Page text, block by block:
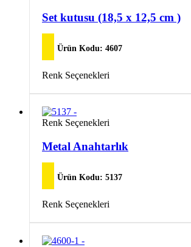
Seçenekler
ürün
sayfasından
seçilebilir
birden
Seçenekler
ürün
sayfasından
seçilebilir
Set kutusu (18,5 x 12,5 cm )
Ürün Kodu: 4607
Bu
birden
fazla
varyasyonu
var.
Seçenekler
ürün
sayfasından
seçilebilir
Renk Seçenekleri
Bu
birden
fazla
varyasyonu
Seçenekler
ürün
sayfasından
seçilebilir
Renk Seçenekleri
Metal Anahtarlık
Ürün Kodu: 5137
Bu
birden
fazla
Renk Seçenekleri